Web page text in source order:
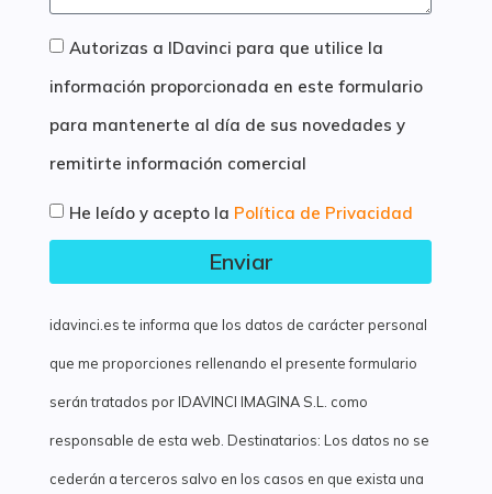
Autorizas a IDavinci para que utilice la
información proporcionada en este formulario
para mantenerte al día de sus novedades y
remitirte información comercial
He leído y acepto la Política de Privacidad
Enviar
idavinci.es te informa que los datos de carácter personal
que me proporciones rellenando el presente formulario
serán tratados por IDAVINCI IMAGINA S.L. como
responsable de esta web. Destinatarios: Los datos no se
cederán a terceros salvo en los casos en que exista una